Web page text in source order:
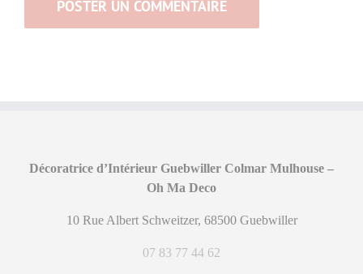
Décoratrice d’Intérieur Guebwiller Colmar Mulhouse –
Oh Ma Deco
10 Rue Albert Schweitzer, 68500 Guebwiller
07 83 77 44 62